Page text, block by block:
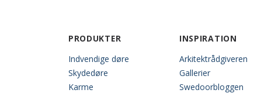
PRODUKTER
Indvendige døre
Skydedøre
Karme
INSPIRATION
Arkitektrådgiveren
Gallerier
Swedoorbloggen